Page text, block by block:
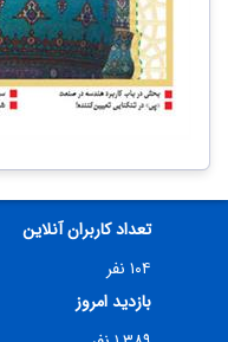
تعداد کاربران آنلاین
۱۰۴ نفر
بازدید امروز